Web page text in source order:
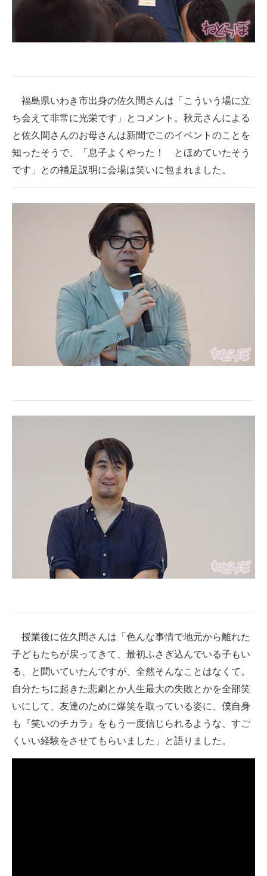
福島県いわき市出身の佐久間さんは「こういう場に立
ち会えて非常に光栄です」とコメント。秋元さんによる
と佐久間さんのお母さんは新聞でこのイベントのことを
知ったそうで、「息子よくやった！ とほめていたそう
です」との補足説明に会場は笑いに包まれました。
授業後に佐久間さんは「色んな事情で地元から離れた
子どもたちが戻ってきて、最初ふさぎ込んでいる子もい
る、と聞いていたんですが、全然そんなことはなくて。
自分たちに起きた悲劇とか人生最大の失敗とかを全部笑
いにして、友達のために爆笑を取っている姿に、僕自身
も『笑いのチカラ』をもう一度信じられるような、すご
くいい経験をさせてもらいました」と語りました。